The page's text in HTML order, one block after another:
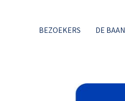
BEZOEKERS DE BAAN